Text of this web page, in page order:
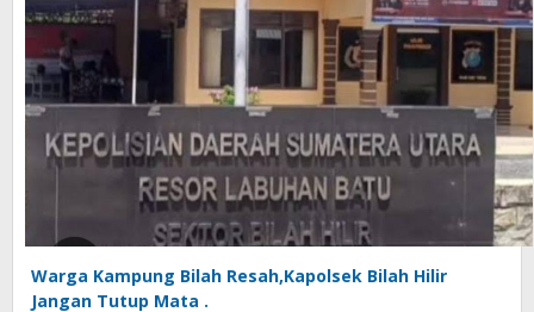
Warga Kampung Bilah Resah,Kapolsek Bilah Hilir
Jangan Tutup Mata .